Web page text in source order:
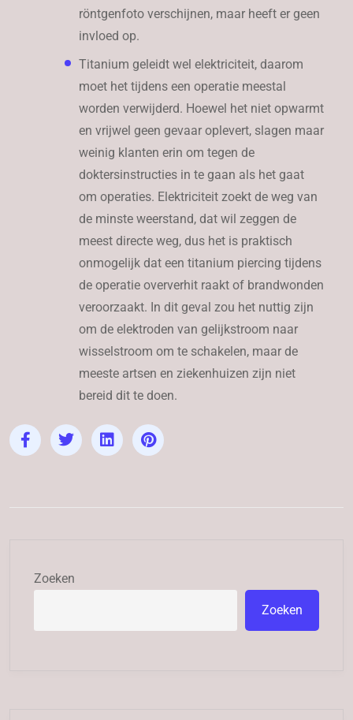
röntgenfoto verschijnen, maar heeft er geen
invloed op.
Titanium geleidt wel elektriciteit, daarom
moet het tijdens een operatie meestal
worden verwijderd. Hoewel het niet opwarmt
en vrijwel geen gevaar oplevert, slagen maar
weinig klanten erin om tegen de
doktersinstructies in te gaan als het gaat
om operaties. Elektriciteit zoekt de weg van
de minste weerstand, dat wil zeggen de
meest directe weg, dus het is praktisch
onmogelijk dat een titanium piercing tijdens
de operatie oververhit raakt of brandwonden
veroorzaakt. In dit geval zou het nuttig zijn
om de elektroden van gelijkstroom naar
wisselstroom om te schakelen, maar de
meeste artsen en ziekenhuizen zijn niet
bereid dit te doen.
Zoeken
Zoeken